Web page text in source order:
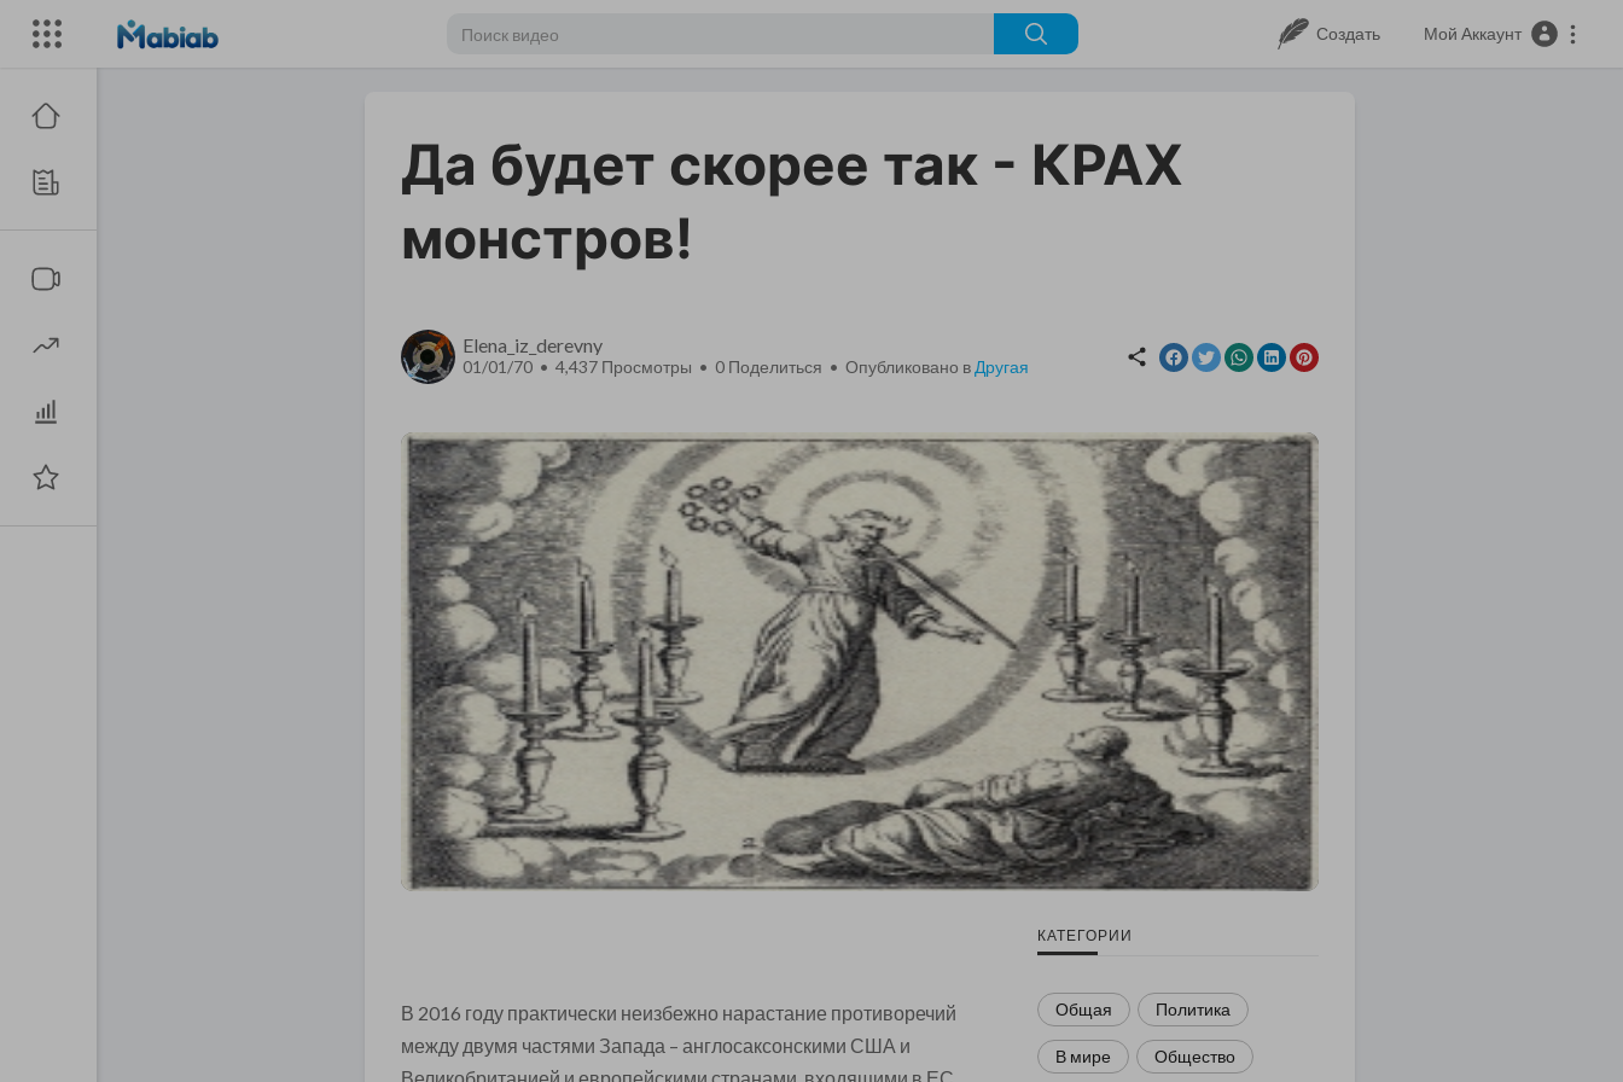
Создать Мой Аккаунт
Да будет скорее так - КРАХ
монстров!
Elena_iz_derevny
01/01/70 • 4,437 Просмотры • 0 Поделиться • Опубликовано в Другая
В 2016 году практически неизбежно нарастание противоречий
между двумя частями Запада – англосаксонскими США и
КАТЕГОРИИ
Общая Политика
В мире Общество